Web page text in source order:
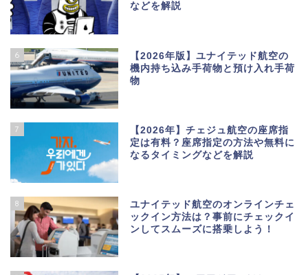
などを解説
6
【2026年版】ユナイテッド航空の
機内持ち込み手荷物と預け入れ手荷
物
7
【2026年】チェジュ航空の座席指
定は有料？座席指定の方法や無料に
なるタイミングなどを解説
8
ユナイテッド航空のオンラインチェ
ックイン方法は？事前にチェックイ
ンしてスムーズに搭乗しよう！